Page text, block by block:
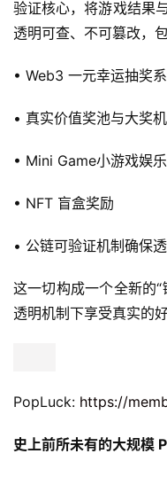
验证核心，将游戏结果
透明可查、不可篡改，包
• Web3 一元幸运抽奖
• 真实价值奖池与大奖机
• Mini Game小游戏娱
• NFT 盲盒奖励
• 公链可验证机制确保
这一切构成一个全新的
透明机制下享受真实的
PopLuck: https://
史上前所未有的大规模